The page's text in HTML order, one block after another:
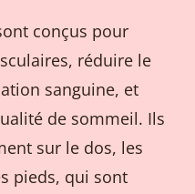
conçus pour
réduire le
sanguine, et
de sommeil. Ils
sur le dos, les
pieds, qui sont